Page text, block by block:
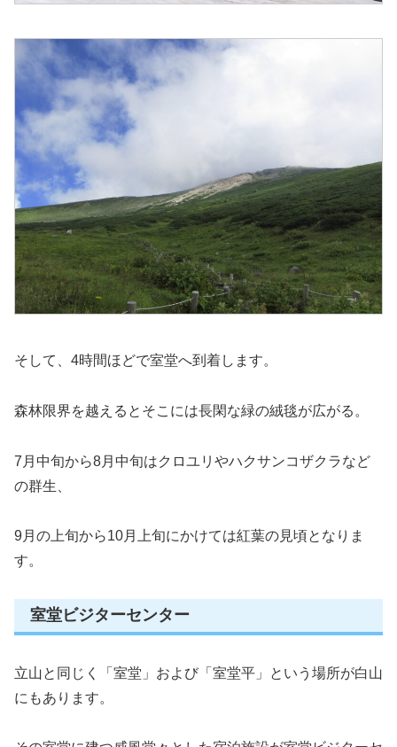
そして、4時間ほどで室堂へ到着します。
森林限界を越えるとそこには長閑な緑の絨毯が広がる。
7月中旬から8月中旬はクロユリやハクサンコザクラなど
の群生、
9月の上旬から10月上旬にかけては紅葉の見頃となりま
す。
室堂ビジターセンター
立山と同じく「室堂」および「室堂平」という場所が白山
にもあります。